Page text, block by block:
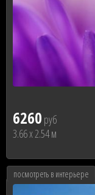
6260 руб
3.66 x 2.54 м
посмотреть в интерьере